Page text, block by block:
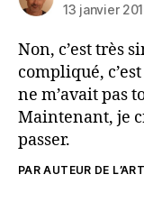
13 janvier
Non, c’est très
compliqué,
ne m’avait pas
Maintenant, je
passer.
PAR AUTEUR DE